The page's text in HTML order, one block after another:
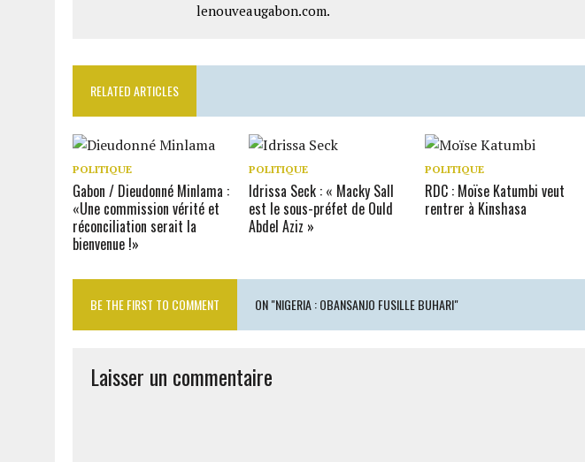
lenouveaugabon.com.
RELATED ARTICLES
POLITIQUE
Gabon / Dieudonné Minlama :
«Une commission vérité et
réconciliation serait la
bienvenue !»
POLITIQUE
Idrissa Seck : « Macky Sall
est le sous-préfet de Ould
Abdel Aziz »
POLITIQUE
RDC : Moïse Katumbi veut
rentrer à Kinshasa
BE THE FIRST TO COMMENT ON "NIGERIA : OBANSANJO FUSILLE BUHARI"
Laisser un commentaire